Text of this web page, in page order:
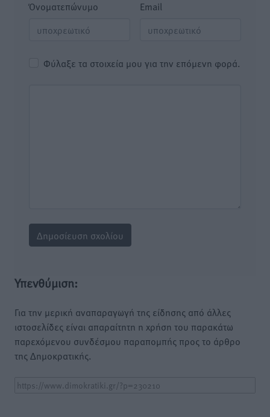
Όνοματεπώνυμο Email
Φύλαξε τα στοιχεία μου για την επόμενη φορά.
Υπενθύμιση:
Για την μερική αναπαραγωγή της είδησης από άλλες
ιστοσελίδες είναι απαραίτητη η χρήση του παρακάτω
παρεχόμενου συνδέσμου παραπομπής προς το άρθρο
της Δημοκρατικής.